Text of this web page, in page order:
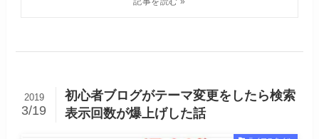
初心者ブログがテーマ変更をしたら検索
表示回数が爆上げした話
2019
3/19